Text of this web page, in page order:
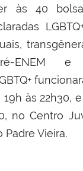
às 40
ENEM e
às 22h30,
no Centro
Vieira.